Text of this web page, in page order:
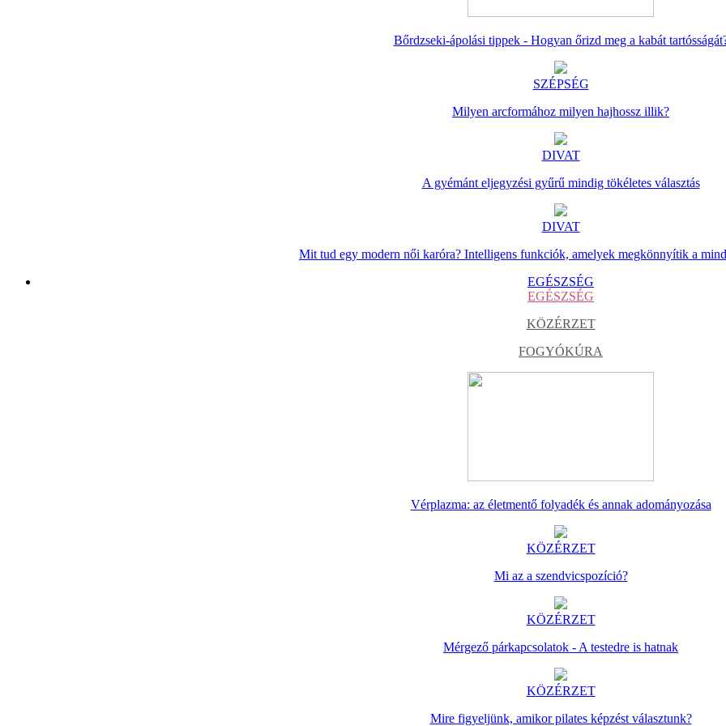
Bőrdzseki-ápolási tippek - Hogyan őrizd meg a kabát
SZÉPSÉG
Milyen arcformához milyen hajhossz illik?
DIVAT
A gyémánt eljegyzési gyűrű mindig tökéletes választás
DIVAT
Mit tud egy modern női karóra? Intelligens funkciók, amelyek megkönnyítik a
EGÉSZSÉG
EGÉSZSÉG
KÖZÉRZET
FOGYÓKÚRA
Vérplazma: az életmentő folyadék és annak adományozása
KÖZÉRZET
Mi az a szendvicspozíció?
KÖZÉRZET
Mérgező párkapcsolatok - A testedre is hatnak
KÖZÉRZET
Mire figyeljünk, amikor pilates képzést választunk?